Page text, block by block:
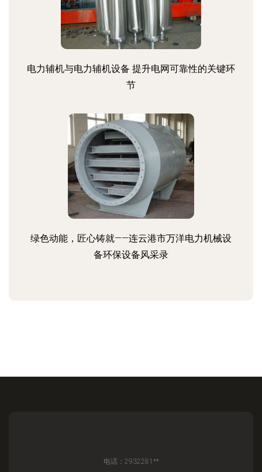
电力辅机与电力辅机设备 提升电网可靠性的关键环
节
绿色动能，匠心铸就——连云港市万洋电力机械设
备环保设备风采录
电话：2932281**